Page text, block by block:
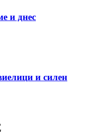
и днес
и силен